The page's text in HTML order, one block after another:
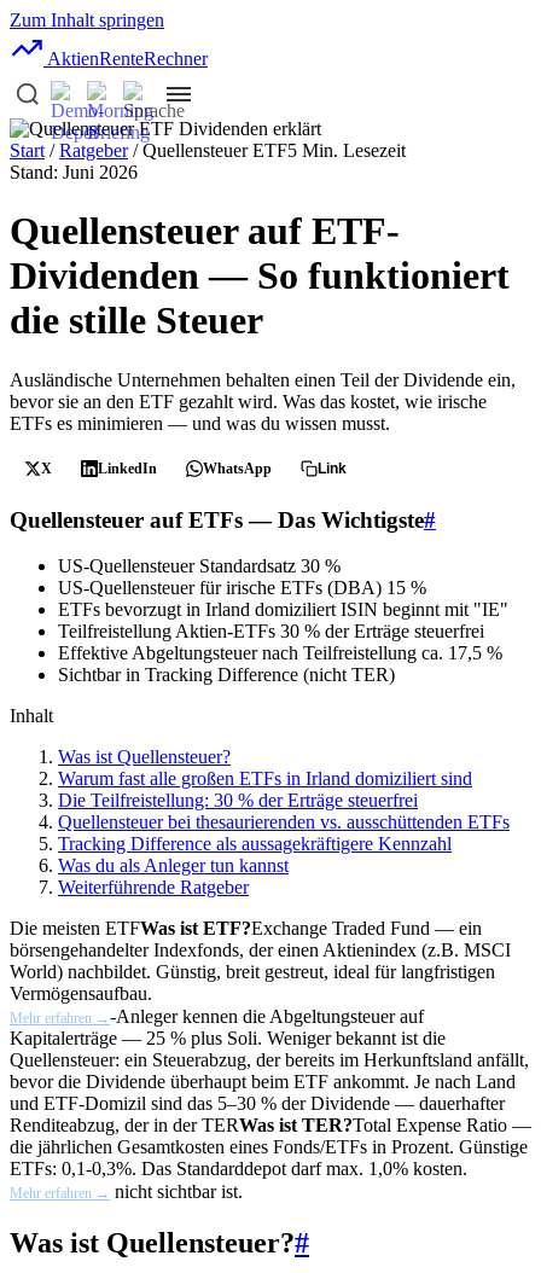
Zum Inhalt springen
AktienRenteRechner
Start /Ratgeber/ Quellensteuer ETF5 Min. Lesezeit
Stand: Juni 2026
Quellensteuer auf ETF-
Dividenden — So funktioniert
die stille Steuer
Ausländische Unternehmen behalten einen Teil der Dividende ein,
bevor sie an den ETF gezahlt wird. Was das kostet, wie irische
ETFs es minimieren — und was du wissen musst.
X LinkedIn WhatsApp Link
Quellensteuer auf ETFs — Das Wichtigste#
US-Quellensteuer Standardsatz 30 %
US-Quellensteuer für irische ETFs (DBA) 15 %
ETFs bevorzugt in Irland domiziliert ISIN beginnt mit "IE"
Teilfreistellung Aktien-ETFs 30 % der Erträge steuerfrei
Effektive Abgeltungsteuer nach Teilfreistellung ca. 17,5 %
Sichtbar in Tracking Difference (nicht TER)
Inhalt
Was ist Quellensteuer?
Warum fast alle großen ETFs in Irland domiziliert sind
Die Teilfreistellung: 30 % der Erträge steuerfrei
Quellensteuer bei thesaurierenden vs. ausschüttenden ETFs
Tracking Difference als aussagekräftigere Kennzahl
Was du als Anleger tun kannst
Weiterführende Ratgeber
Die meisten ETFWas ist ETF?Exchange Traded Fund — ein
börsengehandelter Indexfonds, der einen Aktienindex (z.B. MSCI
World) nachbildet. Günstig, breit gestreut, ideal für langfristigen
Vermögensaufbau.
Mehr erfahren →-Anleger kennen die Abgeltungsteuer auf
Kapitalerträge — 25 % plus Soli. Weniger bekannt ist die
Quellensteuer: ein Steuerabzug, der bereits im Herkunftsland anfällt,
bevor die Dividende überhaupt beim ETF ankommt. Je nach Land
und ETF-Domizil sind das 5–30 % der Dividende — dauerhafter
Renditeabzug, der in derTERWas ist TER?Total Expense Ratio —
die jährlichen Gesamtkosten eines Fonds/ETFs in Prozent. Günstige
ETFs: 0,1-0,3%. Das Standarddepot darf max. 1,0% kosten.
Mehr erfahren → nicht sichtbar ist.
Was ist Quellensteuer?#